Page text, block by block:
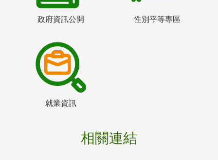
政府資訊公開 性別平等專區
就業資訊
相關連結